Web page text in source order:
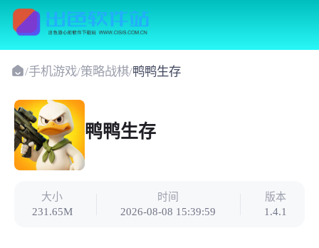
/手机游戏/策略战棋/鸭鸭生存
鸭鸭生存
大小
231.65M
时间
2026-08-08 15:39:59
版本
1.4.1